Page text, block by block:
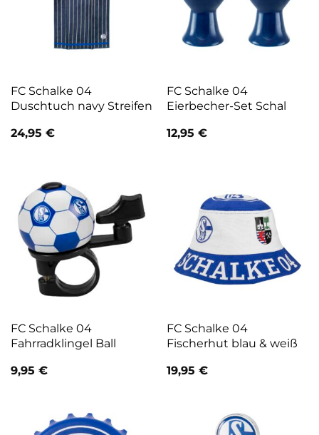
FC Schalke 04
Duschtuch navy Streifen
24,95 €
FC Schalke 04
Eierbecher-Set Schal
12,95 €
FC Schalke 04
Fahrradklingel Ball
9,95 €
FC Schalke 04
Fischerhut blau & weiß
19,95 €